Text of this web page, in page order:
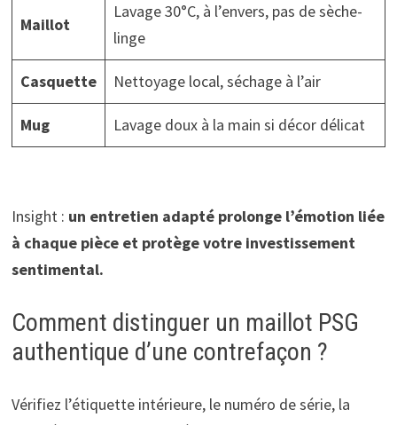
Maillot
Lavage 30°C, à l’envers, pas de sèche-
linge
Casquette Nettoyage local, séchage à l’air
Mug Lavage doux à la main si décor délicat
Insight : un entretien adapté prolonge l’émotion liée
à chaque pièce et protège votre investissement
sentimental.
Comment distinguer un maillot PSG
authentique d’une contrefaçon ?
Vérifiez l’étiquette intérieure, le numéro de série, la